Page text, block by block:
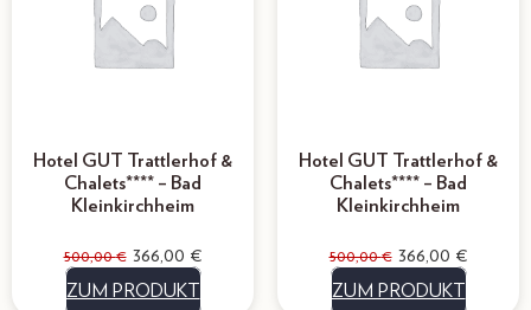
Hotel GUT Trattlerhof &
Chalets**** – Bad
Kleinkirchheim
500,00€ 366,00 €
ZUM PRODUKT
Hotel GUT Trattlerhof &
Chalets**** – Bad
Kleinkirchheim
500,00€ 366,00 €
ZUM PRODUKT